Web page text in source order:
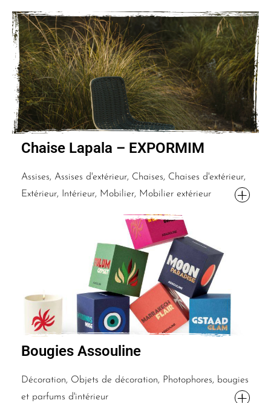
Chaise Lapala – EXPORMIM
Assises, Assises d'extérieur, Chaises, Chaises d'extérieur,
Extérieur, Intérieur, Mobilier, Mobilier extérieur
Bougies Assouline
Décoration, Objets de décoration, Photophores, bougies
et parfums d'intérieur